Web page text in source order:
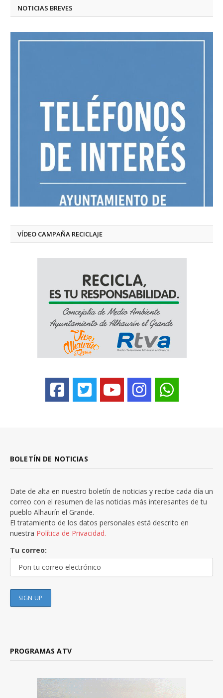
NOTICIAS BREVES
VÍDEO CAMPAÑA RECICLAJE
BOLETÍN DE NOTICIAS
Date de alta en nuestro boletín de noticias y recibe cada día un
correo con el resumen de las noticias más interesantes de tu
pueblo Alhaurín el Grande.
El tratamiento de los datos personales está descrito en
nuestra Política de Privacidad.
Tu correo:
PROGRAMAS ATV